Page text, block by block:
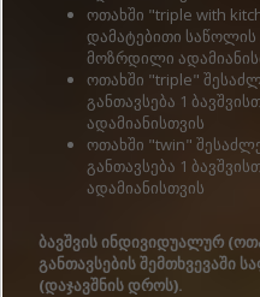
ოთახში "triple with
დამატებითი საწოლის
მოზრდილი
ოთახში "triple"
განთავსება 1
ადამიანისთვის
ოთახში "twin"
განთავსება 1
ადამიანისთვის
ბავშვის ინდივიდუალურ
განთავსების შემთხვევაში
(დაჯავშნის დროს).